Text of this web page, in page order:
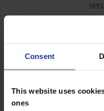
Consent
This website uses
ones
Standaard ISO-vork met
bescherming vermindert